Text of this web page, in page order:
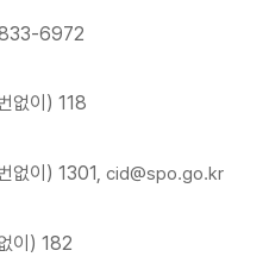
6972
없이) 118
없이) 1301, cid@spo.go.kr
이) 182